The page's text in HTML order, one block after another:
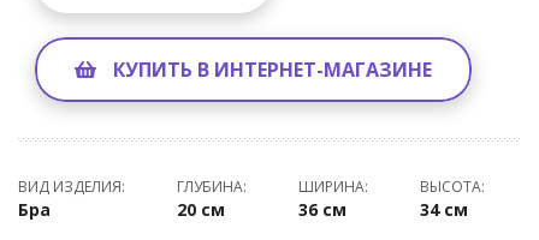
КУПИТЬ В ИНТЕРНЕТ-МАГАЗИНЕ
ВИД ИЗДЕЛИЯ:
Бра
ГЛУБИНА:
20 см
ШИРИНА:
36 см
ВЫСОТА:
34 см